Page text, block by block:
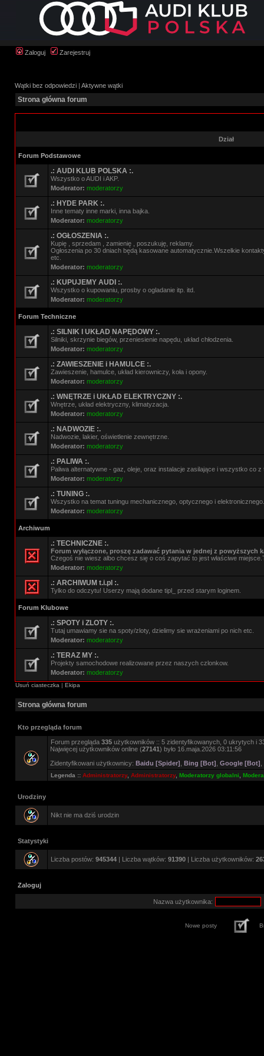
Zaloguj Zarejestruj
Wątki bez odpowiedzi | Aktywne wątki
Strona główna forum
Dział
Forum Podstawowe
.: AUDI KLUB POLSKA :.
Wszystko o AUDI i AKP.
Moderator: moderatorzy
.: HYDE PARK :.
Inne tematy inne marki, inna bajka.
Moderator: moderatorzy
.: OGŁOSZENIA :.
Kupię , sprzedam , zamienię , poszukuję, reklamy.
Ogłoszenia po 30 dniach będą kasowane automatycznie.Wszelkie
etc.
Moderator: moderatorzy
.: KUPUJEMY AUDI :.
Wszystko o kupowaniu, prosby o ogladanie itp. itd.
Moderator: moderatorzy
Forum Techniczne
.: SILNIK I UKŁAD NAPĘDOWY :.
Silniki, skrzynie biegów, przeniesienie napędu, układ chłodzenia.
Moderator: moderatorzy
.: ZAWIESZENIE i HAMULCE :.
Zawieszenie, hamulce, układ kierowniczy, koła i opony.
Moderator: moderatorzy
.: WNĘTRZE i UKŁAD ELEKTRYCZNY :.
Wnętrze, układ elektryczny, klimatyzacja.
Moderator: moderatorzy
.: NADWOZIE :.
Nadwozie, lakier, oświetlenie zewnętrzne.
Moderator: moderatorzy
.: PALIWA :.
Paliwa alternatywne - gaz, oleje, oraz instalacje zasilające i wszystko co z
Moderator: moderatorzy
.: TUNING :.
Wszystko na temat tuningu mechanicznego, optycznego i elektronicznego.
Moderator: moderatorzy
Archiwum
.: TECHNICZNE :.
Forum wyłączone, proszę zadawać pytania w jednej z powyższych
Czegoś nie wiesz albo chcesz się o coś zapytać to jest właściwe
Moderator: moderatorzy
.: ARCHIWUM t.i.pl :.
Tylko do odczytu! Userzy mają dodane tipl_ przed starym loginem.
Forum Klubowe
.: SPOTY i ZLOTY :.
Tutaj umawiamy sie na spoty/zloty, dzielimy sie wrażeniami po nich etc.
Moderator: moderatorzy
.: TERAZ MY :.
Projekty samochodowe realizowane przez naszych czlonkow.
Moderator: moderatorzy
Usuń ciasteczka | Ekipa
Strona główna forum
Kto przegląda forum
Forum przegląda 335 użytkowników :: 5 zidentyfikowanych, 0 ukrytych i
Najwięcej użytkowników online (27141) było 16.maja.2026 03:11:56
Zidentyfikowani użytkownicy: Baidu [Spider] Bing [Bot] Google [Bot]
Legenda :: Administratorzy, Administratorzy, Moderatorzy globalni
Urodziny
Nikt nie ma dziś urodzin
Statystyki
Liczba postów: 945344 | Liczba wątków: 91390 | Liczba użytkowników:
Zaloguj
Nazwa użytkownika:
Nowe posty